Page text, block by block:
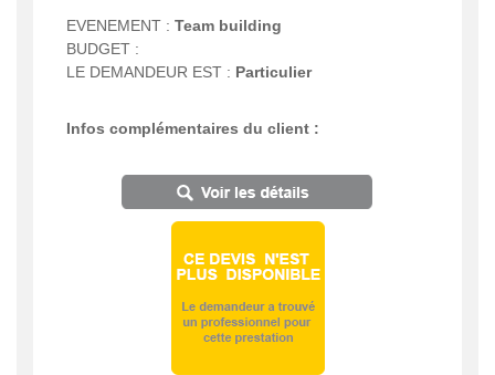
EVENEMENT : Team building
BUDGET :
LE DEMANDEUR EST : Particulier
Infos complémentaires du client :